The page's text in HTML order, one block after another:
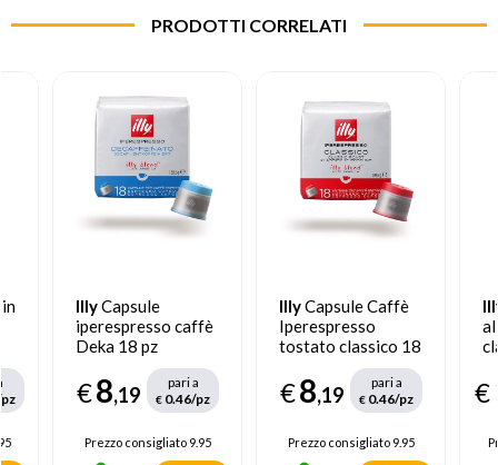
PRODOTTI CORRELATI
IllyCapsule
iperespresso caffè
Deka 18 pz
€8,19
pari a
€ 0.46/pz
Prezzo consigliato9.95
IllyCapsule Caffè
Iperespresso
tostato classico 18
€8,19
pari a
€ 0.46/pz
Prezzo consigliato9.95
€